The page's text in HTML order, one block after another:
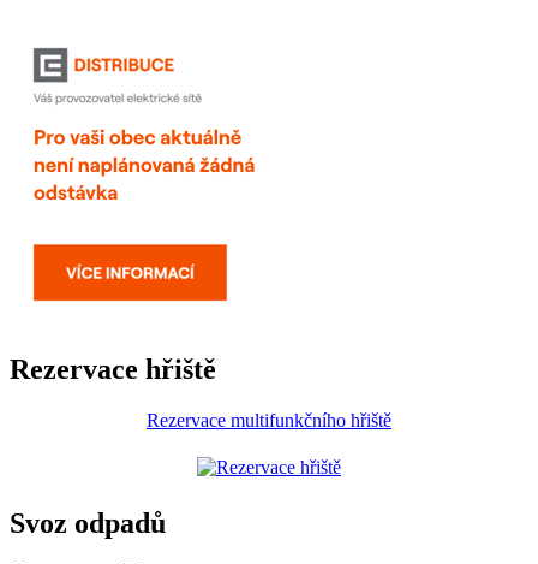
Rezervace hřiště
Rezervace multifunkčního hřiště
Svoz odpadů